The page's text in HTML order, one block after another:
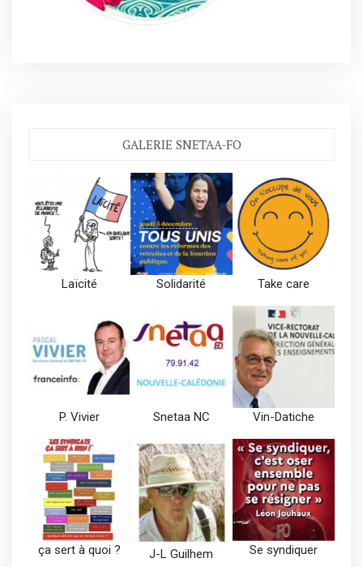
GALERIE SNETAA-FO
Laïcité Solidarité Take care
P. Vivier Snetaa NC Vin-Datiche
ça sert à quoi ? J-L Guilhem Se syndiquer